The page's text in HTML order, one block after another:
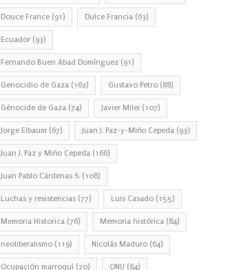
Douce France (91) Dulce Francia (63)
Ecuador (93)
Fernando Buen Abad Domínguez (91)
Genocidio de Gaza (162) Gustavo Petro (88)
Génocide de Gaza (74) Javier Milei (107)
Jorge Elbaum (67) Juan J. Paz-y-Miño Cepeda (93)
Juan J. Paz y Miño Cepeda (166)
Juan Pablo Cárdenas S. (108)
Luchas y resistencias (77) Luis Casado (155)
Memoria Historica (76) Memoria histórica (84)
neoliberalismo (119) Nicolás Maduro (64)
Ocupación marroquí (70) ONU (64)